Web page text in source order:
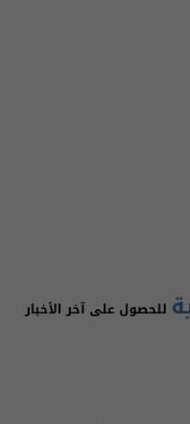
للحصول على آخر الأخبار